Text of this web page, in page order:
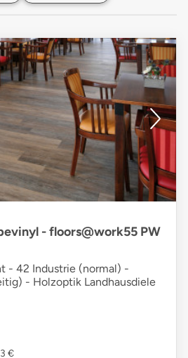
- floors@work55 PW
- 42 Industrie (normal) -
- Holzoptik Landhausdiele
€